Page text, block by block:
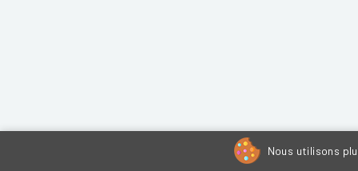
Nous utilisons